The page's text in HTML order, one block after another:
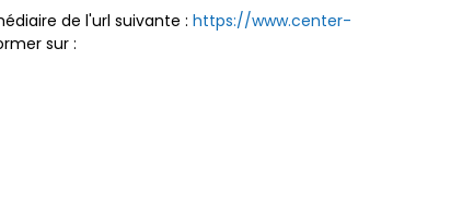
de l'url suivante : https://www.center-
sur :